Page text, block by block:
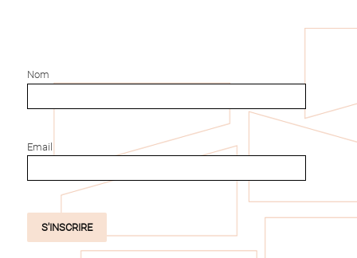
Nom
Email
S'INSCRIRE